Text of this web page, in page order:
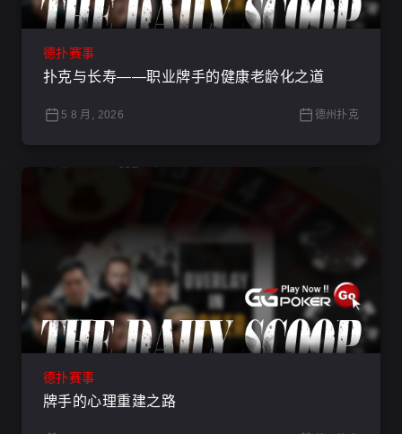
德扑赛事
扑克与长寿——职业牌手的健康老龄化之道
5 8 月, 2026 德州扑克
德扑赛事
牌手的心理重建之路